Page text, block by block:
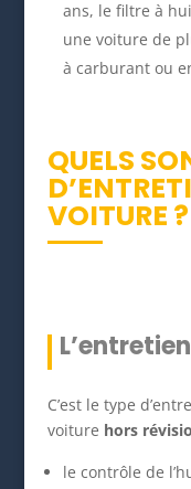
ans, le filtre à
une voiture de
à carburant ou
QUELS
VOITURE ?
C’est le type
voiture hors
le contrôle de